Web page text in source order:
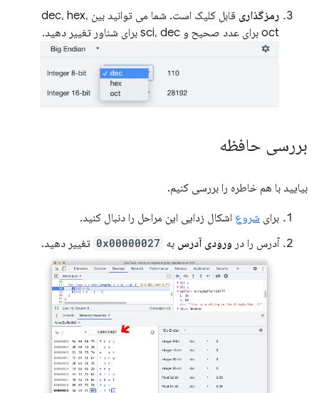
رمزگذاری
قابل کلیک است. شما می توانید بین dec، hex،
oct برای عدد صحیح و sci، dec برای شناور تغییر دهید.
بررسی حافظه
بیایید با هم خاطره را بررسی کنیم.
برای شروع اشکال زدایی این مراحل را دنبال کنید.
آدرس را در ورودی آدرس به 0x00000027 تغییر دهید.